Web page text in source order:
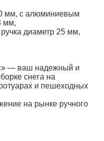
мм, с алюминиевым
мм,
диаметр 25 мм,
— ваш надежный и
снега на
и пешеходных
на рынке ручного